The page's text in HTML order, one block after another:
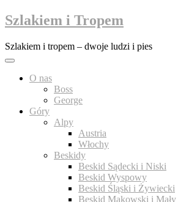
Przejdź
do
Szlakiem i Tropem
Szlakiem i tropem – dwoje ludzi i pies
O nas
Boss
George
Góry
Alpy
Austria
Włochy
Beskidy
Beskid Sądecki i Niski
Beskid Wyspowy
Beskid Śląski i Żywiecki
Beskid Makowski i Mały